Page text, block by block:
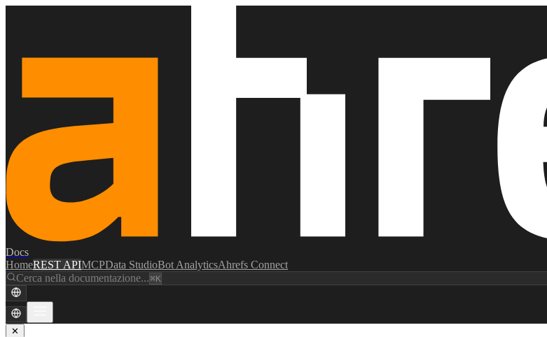
Docs
HomeREST APIMCPData StudioBot AnalyticsAhrefs Connect
Cerca nella documentazione...⌘K
✕